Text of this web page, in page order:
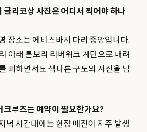
글리코상 사진은 어디서 찍어야 하나
장소는 에비스바시 다리 중앙입니다.
아래 톤보리 리버워크 계단으로 내려
피하면서도 색다른 구도의 사진을 남
크루즈는 예약이 필요한가요?
녁 시간대에는 현장 매진이 자주 발생